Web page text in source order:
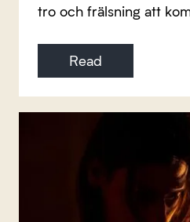
tro och frälsning att
Read